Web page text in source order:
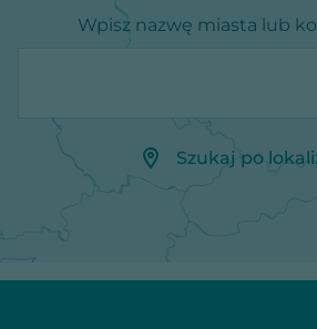
Wpisz nazwę miasta lub
Szukaj po